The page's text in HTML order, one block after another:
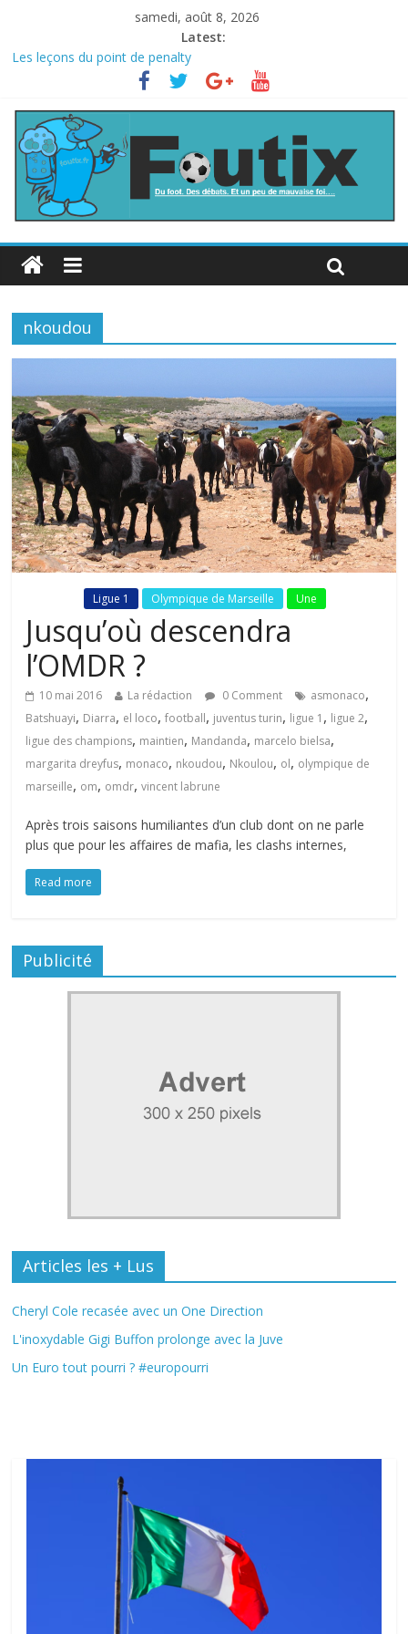
samedi, août 8, 2026
Latest:
Les leçons du point de penalty
Le football italien retombe dans le chaos
La FIFA veut vendre une part de la Coupe du monde à des fonds
privés, la planète football s’insurge
Les curiosités de la Coupe du monde
L’Inde et la Chine, trop mauvais au football ?
nkoudou
Ligue 1 Olympique de Marseille Une
Jusqu’où descendra
l’OMDR ?
10 mai 2016 La rédaction 0 Comment asmonaco,
Batshuayi, Diarra, el loco,football, juventus turin, ligue 1 , ligue 2,
ligue des champions, maintien, Mandanda, marcelo bielsa,
margarita dreyfus, monaco, nkoudou, Nkoulou, ol, olympique de
marseille, om, omdr,vincent labrune
Après trois saisons humiliantes d’un club dont on ne parle
plus que pour les affaires de mafia, les clashs internes,
Read more
Publicité
Articles les + Lus
Cheryl Cole recasée avec un One Direction
L'inoxydable Gigi Buffon prolonge avec la Juve
Un Euro tout pourri ? #europourri